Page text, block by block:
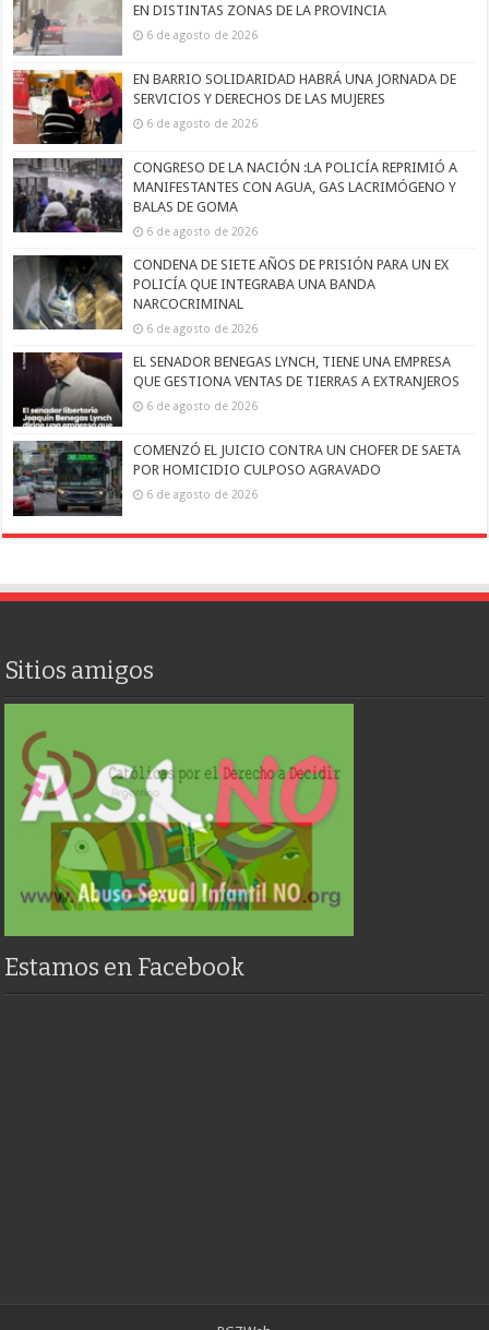
EN DISTINTAS ZONAS DE LA PROVINCIA
6 de agosto de 2026
EN BARRIO SOLIDARIDAD HABRÁ UNA JORNADA DE
SERVICIOS Y DERECHOS DE LAS MUJERES
6 de agosto de 2026
CONGRESO DE LA NACIÓN :LA POLICÍA REPRIMIÓ A
MANIFESTANTES CON AGUA, GAS LACRIMÓGENO Y
BALAS DE GOMA
6 de agosto de 2026
CONDENA DE SIETE AÑOS DE PRISIÓN PARA UN EX
POLICÍA QUE INTEGRABA UNA BANDA
NARCOCRIMINAL
6 de agosto de 2026
EL SENADOR BENEGAS LYNCH, TIENE UNA EMPRESA
QUE GESTIONA VENTAS DE TIERRAS A EXTRANJEROS
6 de agosto de 2026
COMENZÓ EL JUICIO CONTRA UN CHOFER DE SAETA
POR HOMICIDIO CULPOSO AGRAVADO
6 de agosto de 2026
Sitios amigos
Estamos en Facebook